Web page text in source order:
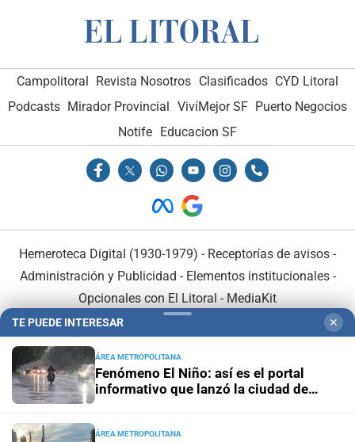
Campolitoral Revista Nosotros Clasificados CYD Litoral
Podcasts Mirador Provincial VivíMejor SF Puerto Negocios
Notife Educacion SF
Hemeroteca Digital (1930-1979) - Receptorías de avisos -
Administración y Publicidad - Elementos institucionales-
Opcionales con El Litoral - MediaKit
TE PUEDE INTERESAR ✕
ÁREA METROPOLITANA
Fenómeno El Niño: así es el portal
informativo que lanzó la ciudad de
ÁREA METROPOLITANA